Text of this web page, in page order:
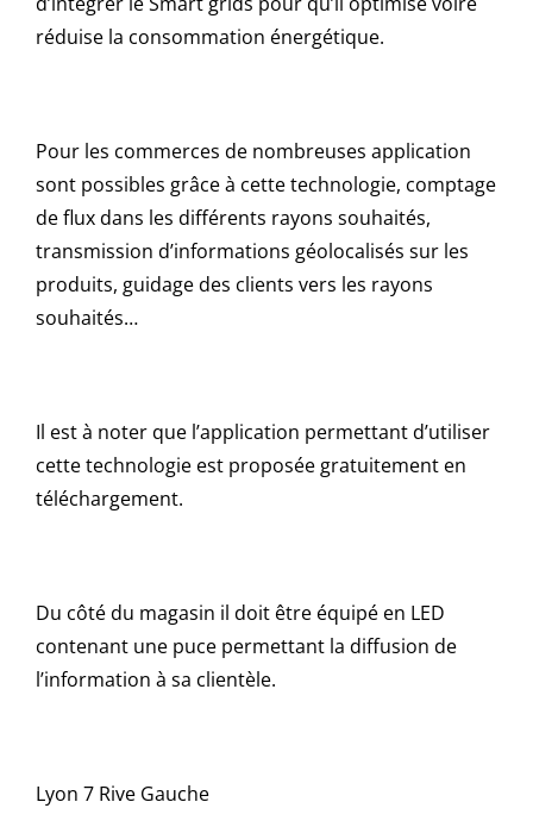
réduise la consommation énergétique.
Pour les commerces de nombreuses application
sont possibles grâce à cette technologie, comptage
de flux dans les différents rayons souhaités,
transmission d’informations géolocalisés sur les
produits, guidage des clients vers les rayons
souhaités…
Il est à noter que l’application permettant d’utiliser
cette technologie est proposée gratuitement en
téléchargement.
Du côté du magasin il doit être équipé en LED
contenant une puce permettant la diffusion de
l’information à sa clientèle.
Lyon 7 Rive Gauche